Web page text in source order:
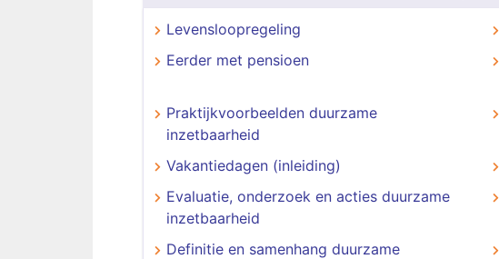
Levensloopregeling
Eerder met pensioen
Praktijkvoorbeelden duurzame
inzetbaarheid
Vakantiedagen (inleiding)
Evaluatie, onderzoek en acties duurzame
inzetbaarheid
Definitie en samenhang duurzame